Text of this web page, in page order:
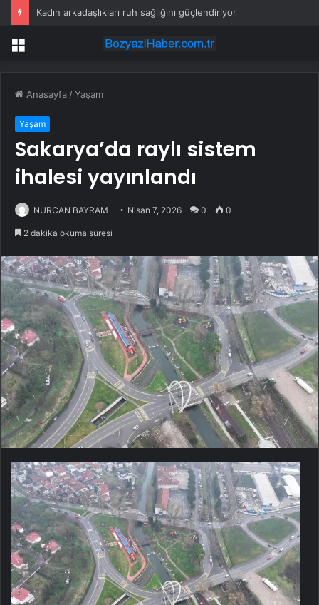
Kadın arkadaşlıkları ruh sağlığını güçlendiriyor
Menü
Anasayfa /Yaşam
Yaşam
Sakarya’da raylı sistem
ihalesi yayınlandı
NURCAN BAYRAM Nisan 7, 2026 0 0
2 dakika okuma süresi